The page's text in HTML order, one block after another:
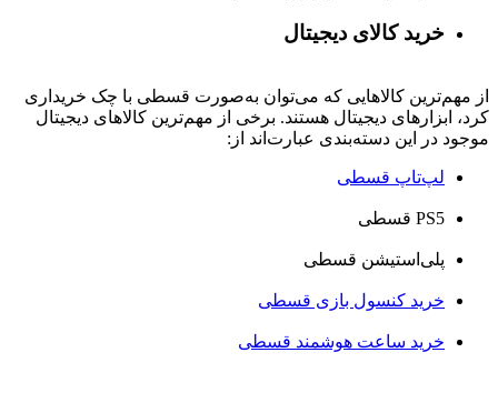
خرید کالای دیجیتال
از مهم‌ترین کالاهایی که می‌توان به‌صورت قسطی با چک خریداری
کرد، ابزارهای دیجیتال هستند. برخی از مهم‌ترین کالاهای دیجیتال
موجود در این دسته‌بندی عبارت‌اند از:
لپ‌تاپ قسطی
PS5 قسطی
پلی‌استیشن قسطی
خرید کنسول بازی قسطی
خرید ساعت هوشمند قسطی